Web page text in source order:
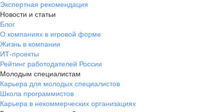
Экспертная рекомендация
Новости и статьи
Блог
О компаниях в игровой форме
Жизнь в компании
ИТ-проекты
Рейтинг работодателей России
Молодым специалистам
Карьера для молодых специалистов
Школа программистов
Карьера в некоммерческих организациях